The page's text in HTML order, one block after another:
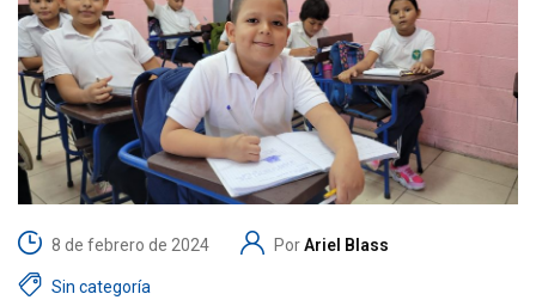
8 de febrero de 2024 PorAriel Blass
Sin categoría